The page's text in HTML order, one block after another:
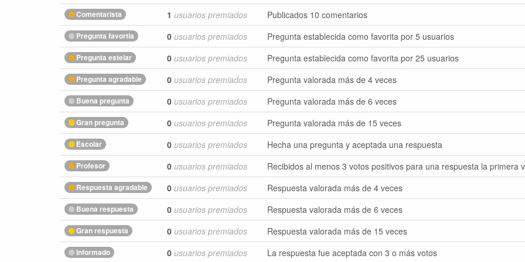
Comentarista 1 usuarios premiados Publicados 10 comentarios
Pregunta favortia 0 usuarios premiados Pregunta establecida como favorita por 5 usuarios
Pregunta estelar 0 usuarios premiados Pregunta establecida como favorita por 25 usuarios
Pregunta agradable 0 usuarios premiados Pregunta valorada más de 4 veces
Buena pregunta 0 usuarios premiados Pregunta valorada más de 6 veces
Gran pregunta 0 usuarios premiados Pregunta valorada más de 15 veces
Escolar 0 usuarios premiados Hecha una pregunta y aceptada una respuesta
Profesor 0 usuarios premiados Recibidos al menos 3 votos positivos para una respuesta la primera
Respuesta agradable 0 usuarios premiados Respuesta valorada más de 4 veces
Buena respuesta 0 usuarios premiados Respuesta valorada más de 6 veces
Gran respuesta 0 usuarios premiados Respuesta valorada más de 15 veces
Informado 0 usuarios premiados La respuesta fue aceptada con 3 o más votos